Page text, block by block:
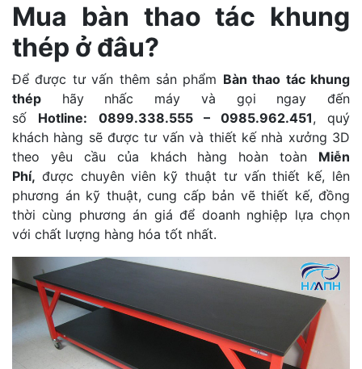
Mua bàn thao tác khung
thép ở đâu?
Để được tư vấn thêm sản phẩm Bàn thao tác khung
thép hãy nhấc máy và gọi ngay đến
số Hotline: 0899.338.555 – 0985.962.451, quý
khách hàng sẽ được tư vấn và thiết kế nhà xưởng 3D
theo yêu cầu của khách hàng hoàn toàn Miễn
Phí, được chuyên viên kỹ thuật tư vấn thiết kế, lên
phương án kỹ thuật, cung cấp bản vẽ thiết kế, đồng
thời cùng phương án giá để doanh nghiệp lựa chọn
với chất lượng hàng hóa tốt nhất.